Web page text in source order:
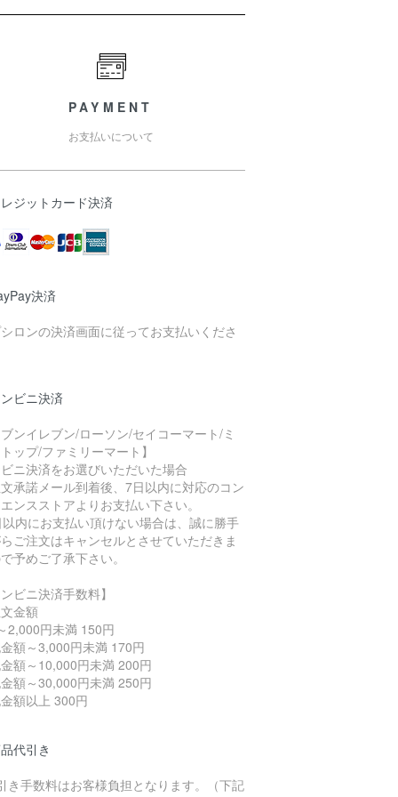
PAYMENT
お支払いについて
ジットカード決済
決済
ロンの決済画面に従ってお支払いくださ
ビニ決済
ブンイレブン/ローソン/セイコーマート/ミ
ップ/ファミリーマート】
ニ決済をお選びいただいた場合
承諾メール到着後、7日以内に対応のコン
ンスストアよりお支払い下さい。
内にお支払い頂けない場合は、誠に勝手
ご注文はキャンセルとさせていただきま
予めご了承下さい。
ンビニ決済手数料】
金額
2,000円未満 150円
額～3,000円未満 170円
額～10,000円未満 200円
額～30,000円未満 250円
額以上 300円
代引き
き手数料はお客様負担となります。（下記